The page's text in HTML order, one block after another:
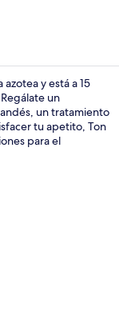
y está a 15
un
un tratamiento
tu apetito, Ton
para el